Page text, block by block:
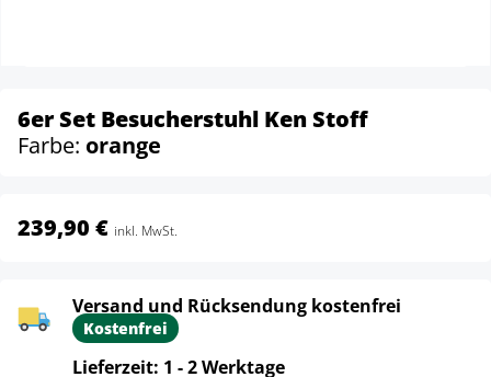
6er Set Besucherstuhl Ken Stoff
Farbe: orange
239,90 € inkl. MwSt.
Versand und Rücksendung kostenfrei
Kostenfrei
Lieferzeit: 1 - 2 Werktage